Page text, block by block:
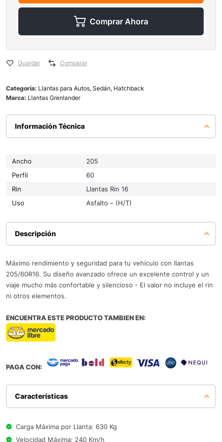
Comprar Ahora
Guardar Comparar
Categoría: Llantas para Autos, Sedán, Hatchback
Marca: Llantas Grenlander
Información Técnica
Ancho
205
Perfil
60
Rin
Llantas Rin 16
Uso
Asfalto – (H/T)
Descripción
Máximo rendimiento y seguridad para tu vehículo con llantas
205/60R16. Su diseño avanzado ofrece un excelente control y un
viaje mucho más confortable y silencioso - El valor no incluye el rin
ni otros elementos.
ENCUENTRA ESTE PRODUCTO TAMBIEN EN:
PAGA CON:
Características
Carga Máxima por Llanta: 630 Kg
Velocidad Máxima: 240 Km/h